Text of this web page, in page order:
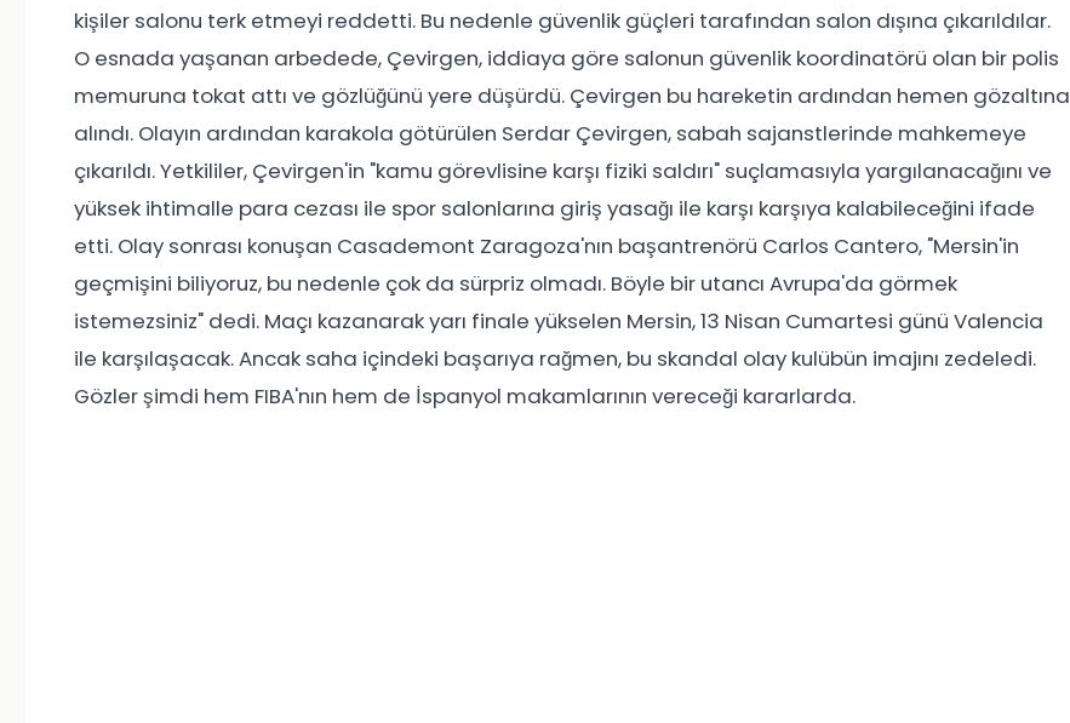
kişiler salonu terk etmeyi reddetti. Bu nedenle güvenlik güçleri tarafından salon dışına çıkarıldılar.
O esnada yaşanan arbedede, Çevirgen, iddiaya göre salonun güvenlik koordinatörü olan bir polis
memuruna tokat attı ve gözlüğünü yere düşürdü. Çevirgen bu hareketin ardından hemen gözaltına
alındı. Olayın ardından karakola götürülen Serdar Çevirgen, sabah sajanstlerinde mahkemeye
çıkarıldı. Yetkililer, Çevirgen'in "kamu görevlisine karşı fiziki saldırı" suçlamasıyla yargılanacağını ve
yüksek ihtimalle para cezası ile spor salonlarına giriş yasağı ile karşı karşıya kalabileceğini ifade
etti. Olay sonrası konuşan Casademont Zaragoza'nın başantrenörü Carlos Cantero, "Mersin'in
geçmişini biliyoruz, bu nedenle çok da sürpriz olmadı. Böyle bir utancı Avrupa'da görmek
istemezsiniz" dedi. Maçı kazanarak yarı finale yükselen Mersin, 13 Nisan Cumartesi günü Valencia
ile karşılaşacak. Ancak saha içindeki başarıya rağmen, bu skandal olay kulübün imajını zedeledi.
Gözler şimdi hem FIBA'nın hem de İspanyol makamlarının vereceği kararlarda.